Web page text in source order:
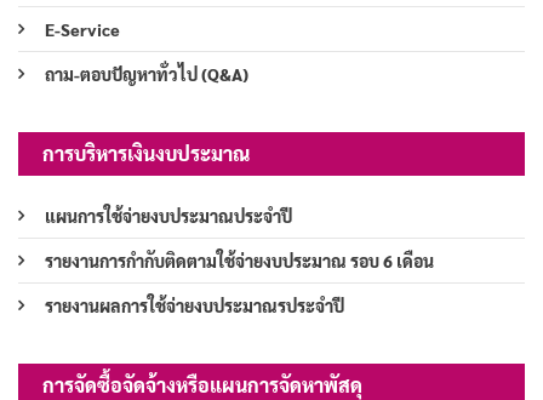
E-Service
ถาม-ตอบปัญหาทั่วไป (Q&A)
การบริหารเงินงบประมาณ
แผนการใช้จ่ายงบประมาณประจำปี
รายงานการกำกับติดตามใช้จ่ายงบประมาณ รอบ 6 เดือน
รายงานผลการใช้จ่ายงบประมาณรประจำปี
การจัดซื้อจัดจ้างหรือแผนการจัดหาพัสดุ